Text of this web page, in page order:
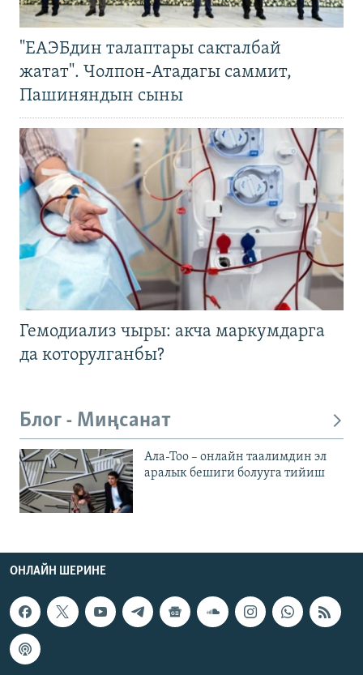
"ЕАЭБдин талаптары сакталбай
жатат". Чолпон-Атадагы саммит,
Пашиняндын сыны
Гемодиализ чыры: акча маркумдарга
да которулганбы?
Блог - Миңсанат
Ала-Тоо – онлайн таалимдин эл
аралык бешиги болууга тийиш
ОНЛАЙН ШЕРИНЕ